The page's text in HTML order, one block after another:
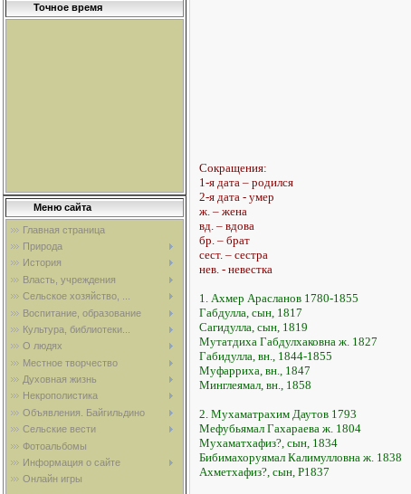
Точное время
Меню сайта
Главная страница
Природа
История
Власть, учреждения
Сельское хозяйство, ...
Воспитание, образование
Культура, библиотеки...
О людях
Местное творчество
Духовная жизнь
Некрополистика
Объявления. Байгильдино
Сельские вести
Фотоальбомы
Информация о сайте
Онлайн игры
Сокращения:
1-я дата – родился
2-я дата - умер
ж. – жена
вд. – вдова
бр. – брат
сест. – сестра
нев. - невестка
1. Ахмер Арасланов 1780-1855
Габдулла, сын, 1817
Сагидулла, сын, 1819
Мутатдиха Габдулхаковна ж. 1827
Габидулла, вн., 1844-1855
Муфарриха, вн., 1847
Минглеямал, вн., 1858
2. Мухаматрахим Даутов 1793
Мефубьямал Гахараева ж. 1804
Мухаматхафиз?, сын, 1834
Бибимахоруямал Калимулловна ж. 1838
Ахметхафиз?, сын, Р1837